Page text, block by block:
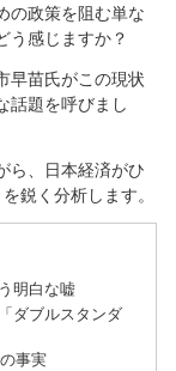
の政策を阻む単な
う感じますか？
早苗氏がこの現状
話題を呼びまし
ら、日本経済がひ
鋭く分析します。
明白な嘘
ダブルスタンダ
事実